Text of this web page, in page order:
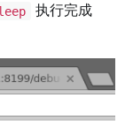
执行完成